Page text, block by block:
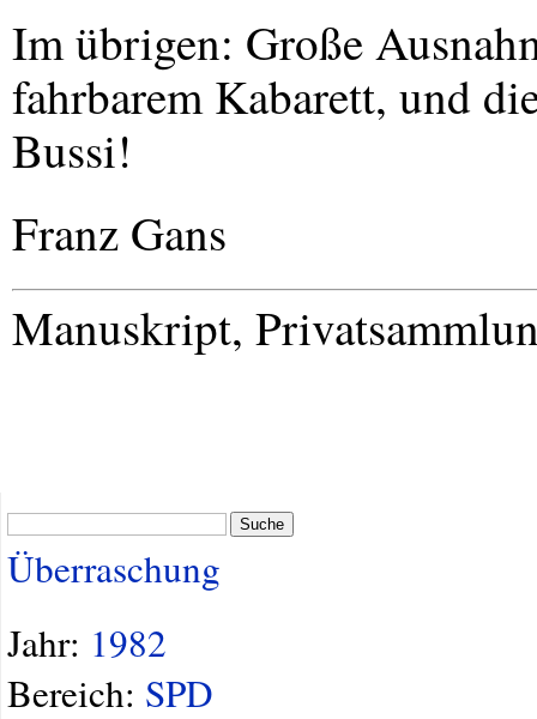
Im übrigen: Große
fahrbarem Kabarett, und
Bussi!
Franz Gans
Manuskript,
Suche
Überraschung
Jahr: 1982
Bereich: SPD